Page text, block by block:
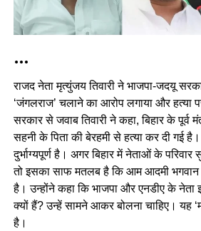
…
राजद नेता मृत्युंजय तिवारी ने भाजपा-जदयू
‘जंगलराज’ चलाने का आरोप लगाया और हत्या
सरकार से जवाब तिवारी ने कहा, बिहार के पूर्व
सहनी के पिता की बेरहमी से हत्या कर दी गई
दुर्भाग्यपूर्ण है। अगर बिहार में नेताओं के परिवार
तो इसका साफ मतलब है कि आम आदमी भगवान
है। उन्होंने कहा कि भाजपा और एनडीए के नेता
क्यों हैं? उन्हें सामने आकर बोलना चाहिए। यह
है।